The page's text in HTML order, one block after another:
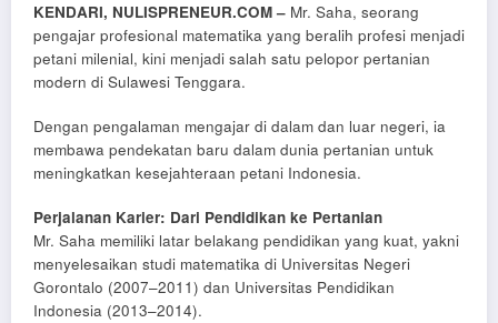
KENDARI, NULISPRENEUR.COM – Mr. Saha, seorang
pengajar profesional matematika yang beralih profesi menjadi
petani milenial, kini menjadi salah satu pelopor pertanian
modern di Sulawesi Tenggara.
Dengan pengalaman mengajar di dalam dan luar negeri, ia
membawa pendekatan baru dalam dunia pertanian untuk
meningkatkan kesejahteraan petani Indonesia.
Perjalanan Karier: Dari Pendidikan ke Pertanian
Mr. Saha memiliki latar belakang pendidikan yang kuat, yakni
menyelesaikan studi matematika di Universitas Negeri
Gorontalo (2007–2011) dan Universitas Pendidikan
Indonesia (2013–2014).